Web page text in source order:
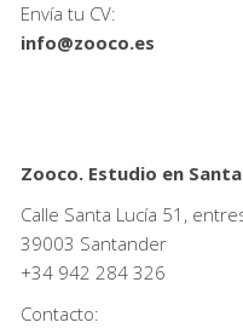
Envía tu CV:
info@zooco.es
Zooco. Estudio en
Calle Santa Lucía 51,
39003 Santander
+34 942 284 326
Contacto: